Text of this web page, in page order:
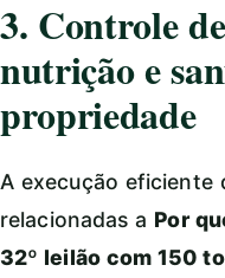
3. Controle
nutrição e
propriedade
A execução eficiente
relacionadas a Por
32º leilão com 150